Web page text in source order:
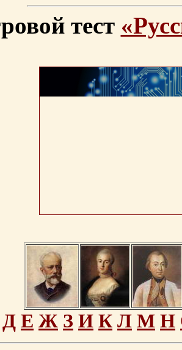
тест
Д Е Ж З И К Л М Н